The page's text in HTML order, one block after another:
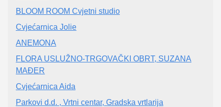
BLOOM ROOM Cvjetni studio
Cvjećarnica Jolie
ANEMONA
FLORA USLUŽNO-TRGOVAČKI OBRT, SUZANA
MAĐER
Cvjećarnica Aida
Parkovi d.d. , Vrtni centar, Gradska vrtlarija